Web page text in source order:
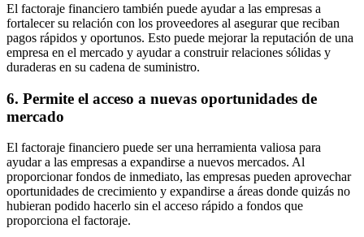
El factoraje financiero también puede ayudar a las empresas a
fortalecer su relación con los proveedores al asegurar que reciban
pagos rápidos y oportunos. Esto puede mejorar la reputación de una
empresa en el mercado y ayudar a construir relaciones sólidas y
duraderas en su cadena de suministro.
6. Permite el acceso a nuevas oportunidades de
mercado
El factoraje financiero puede ser una herramienta valiosa para
ayudar a las empresas a expandirse a nuevos mercados. Al
proporcionar fondos de inmediato, las empresas pueden aprovechar
oportunidades de crecimiento y expandirse a áreas donde quizás no
hubieran podido hacerlo sin el acceso rápido a fondos que
proporciona el factoraje.